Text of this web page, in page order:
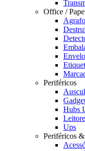
Office /
Periféricos
Hubs
Ups
Periféricos